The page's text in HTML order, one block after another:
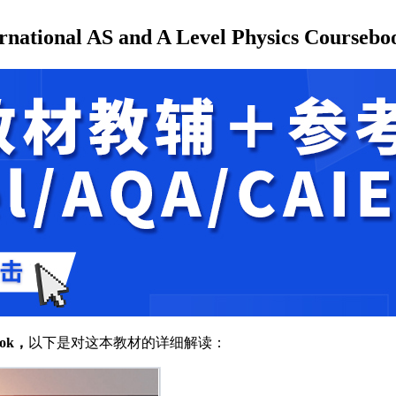
AS and A Level Physics
， 以下是对这本教材的详细解读：